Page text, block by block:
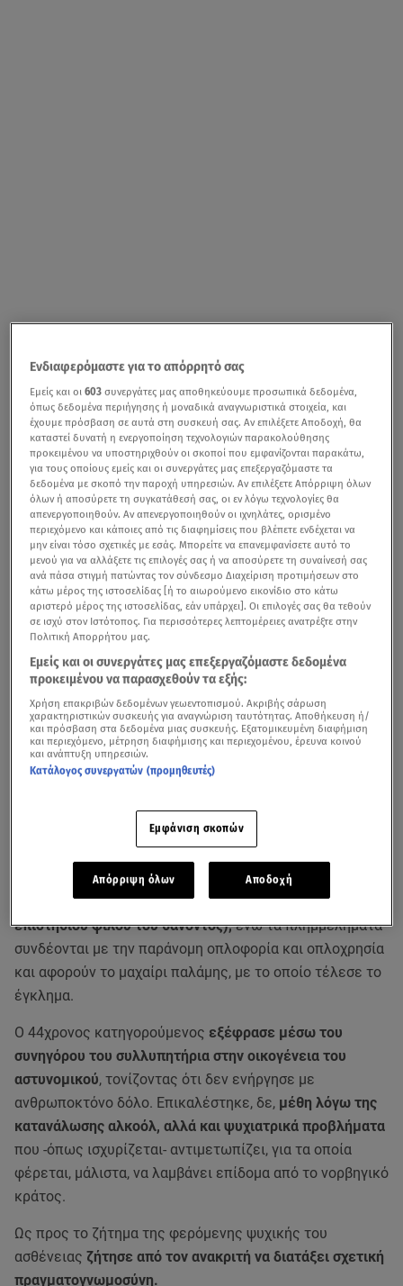
Προφυλακιστέος κρίθηκε ο 44χρονοςΝορβηγός, ο
οποίος μαχαίρωσε και σκότωσε τον 32χρονο
σε μπυραρία στηΘεσσαλονίκη.
Σε βάρος του 44χρονου κατηγορούμενου έχει ασκηθεί
ποινική δίωξη για δύο κακουργήματα και δύο
απολογία του στον εισαγγελέα.
ανθρωποκτονίας με δόλο, τετελεσμένη και σε απόπειρα
(η δεύτερη για τον τραυματισμό του κουμπάρου και
επιστήθιου φίλου του θανόντος),ενώ τα πλημμελήματα
συνδέονται με την παράνομη οπλοφορία και οπλοχρησία
και αφορούν το μαχαίρι παλάμης, με το οποίο τέλεσε το
έγκλημα.
Ο 44χρονος κατηγορούμενος εξέφρασε μέσω του
συνηγόρου του συλλυπητήρια στην οικογένεια του
αστυνομικού, τονίζοντας ότι δεν ενήργησε με
ανθρωποκτόνο δόλο. Επικαλέστηκε, δε, μέθη λόγω της
κατανάλωσης αλκοόλ, αλλά και ψυχιατρικά προβλήματα
που -όπως ισχυρίζεται- αντιμετωπίζει, για τα οποία
φέρεται, μάλιστα, να λαμβάνει επίδομα από το νορβηγικό
κράτος.
Ως προς το ζήτημα της φερόμενης ψυχικής του
ασθένειας ζήτησε από τον ανακριτή να διατάξει σχετική
πραγματογνωμοσύνη.
Ενδιαφερόμαστε για το απόρρητό σας
Εμείς και οι603 συνεργάτες μας αποθηκεύουμε προσωπικά δεδομένα,
όπως δεδομένα περιήγησης ή μοναδικά αναγνωριστικά στοιχεία, και
έχουμε πρόσβαση σε αυτά στη συσκευή σας. Αν επιλέξετε Αποδοχή, θα
καταστεί δυνατή η ενεργοποίηση τεχνολογιών παρακολούθησης
προκειμένου να υποστηριχθούν οι σκοποί που εμφανίζονται παρακάτω,
για τους οποίους εμείς και οι συνεργάτες μας επεξεργαζόμαστε τα
δεδομένα με σκοπό την παροχή υπηρεσιών. Αν επιλέξετε Απόρριψη όλων
όλων ή αποσύρετε τη συγκατάθεσή σας, οι εν λόγω τεχνολογίες θα
απενεργοποιηθούν. Αν απενεργοποιηθούν οι ιχνηλάτες, ορισμένο
περιεχόμενο και κάποιες από τις διαφημίσεις που βλέπετε ενδέχεται να
μην είναι τόσο σχετικές με εσάς. Μπορείτε να επανεμφανίσετε αυτό το
μενού για να αλλάξετε τις επιλογές σας ή να αποσύρετε τη συναίνεσή σας
ανά πάσα στιγμή πατώντας τον σύνδεσμο Διαχείριση προτιμήσεων στο
κάτω μέρος της ιστοσελίδας [ή το αιωρούμενο εικονίδιο στο κάτω
αριστερό μέρος της ιστοσελίδας, εάν υπάρχει]. Οι επιλογές σας θα τεθούν
σε ισχύ στον Ιστότοπος. Για περισσότερες λεπτομέρειες ανατρέξτε στην
Πολιτική Απορρήτου μας.
Εμείς και οι συνεργάτες μας επεξεργαζόμαστε δεδομένα
προκειμένου να παρασχεθούν τα εξής:
Χρήση επακριβών δεδομένων γεωεντοπισμού. Ακριβής σάρωση
χαρακτηριστικών συσκευής για αναγνώριση ταυτότητας. Αποθήκευση ή/
και πρόσβαση στα δεδομένα μιας συσκευής. Εξατομικευμένη διαφήμιση
και περιεχόμενο, μέτρηση διαφήμισης και περιεχομένου, έρευνα κοινού
και ανάπτυξη υπηρεσιών.
Κατάλογος συνεργατών (προμηθευτές)
Εμφάνιση σκοπών
Απόρριψη όλων Αποδοχή